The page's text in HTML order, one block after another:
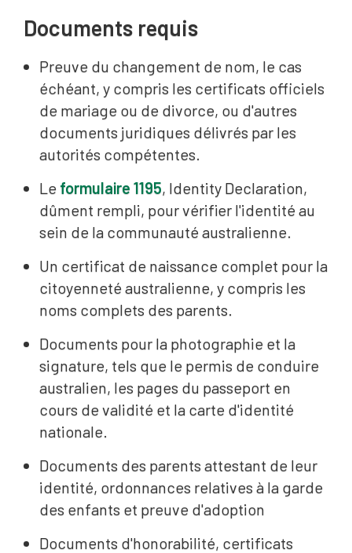
Documents requis
Preuve du changement de nom, le cas
échéant, y compris les certificats officiels
de mariage ou de divorce, ou d'autres
documents juridiques délivrés par les
autorités compétentes.
Le formulaire 1195, Identity Declaration,
dûment rempli, pour vérifier l'identité au
sein de la communauté australienne.
Un certificat de naissance complet pour la
citoyenneté australienne, y compris les
noms complets des parents.
Documents pour la photographie et la
signature, tels que le permis de conduire
australien, les pages du passeport en
cours de validité et la carte d'identité
nationale.
Documents des parents attestant de leur
identité, ordonnances relatives à la garde
des enfants et preuve d'adoption
Documents d'honorabilité, certificats